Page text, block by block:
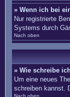
» Wenn ich bei
Nur registrierte
Systems durch
Nach oben
» Wie schreibe
Um eine neues
schreiben kannst.
Nach oben